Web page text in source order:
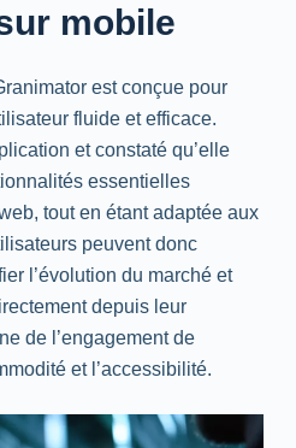
mobile
est conçue pour
fluide et efficace.
et constaté qu’elle
essentielles
tout en étant adaptée aux
peuvent donc
l’évolution du marché et
depuis leur
de l’engagement de
et l’accessibilité.